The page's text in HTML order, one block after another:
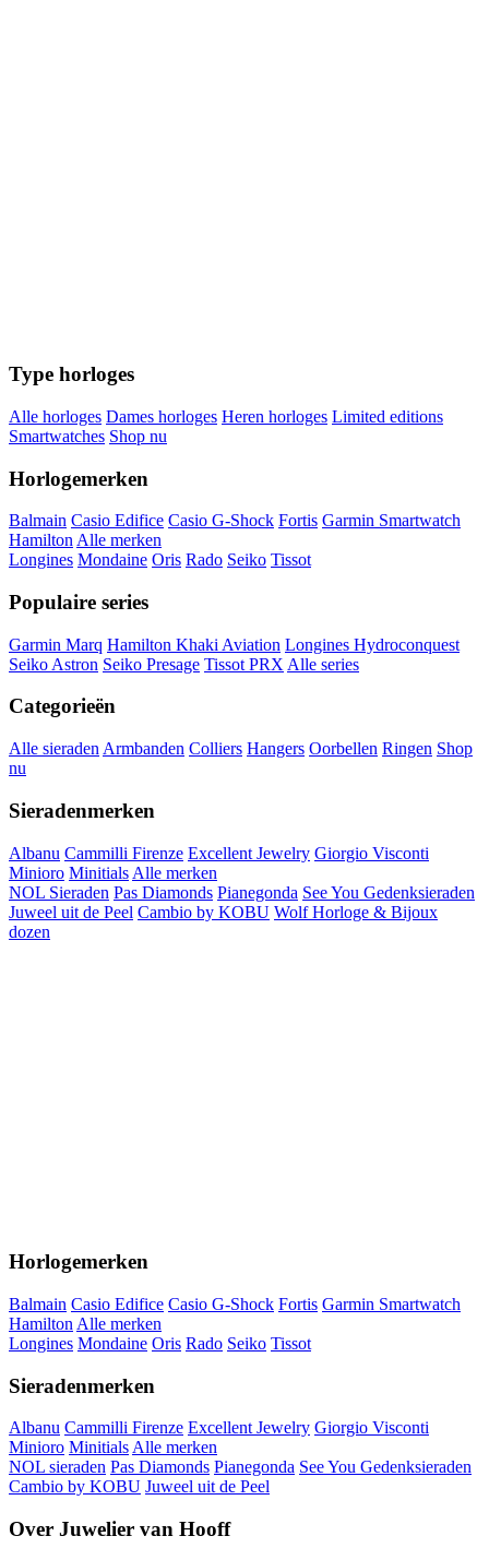
Type horloges
Alle horloges Dames horloges Heren horloges Limited editions
Smartwatches Shop nu
Horlogemerken
Balmain Casio Edifice Casio G-Shock Fortis Garmin Smartwatch
Hamilton Alle merken
Longines Mondaine Oris Rado Seiko Tissot
Populaire series
Garmin Marq Hamilton Khaki Aviation Longines Hydroconquest
Seiko Astron Seiko Presage Tissot PRX Alle series
Categorieën
Alle sieraden Armbanden Colliers Hangers Oorbellen Ringen Shop
nu
Sieradenmerken
Albanu Cammilli Firenze Excellent Jewelry Giorgio Visconti
Minioro Minitials Alle merken
NOL Sieraden Pas Diamonds Pianegonda See You Gedenksieraden
Juweel uit de Peel Cambio by KOBU Wolf Horloge & Bijoux
dozen
Horlogemerken
Balmain Casio Edifice Casio G-Shock Fortis Garmin Smartwatch
Hamilton Alle merken
Longines Mondaine Oris Rado Seiko Tissot
Sieradenmerken
Albanu Cammilli Firenze Excellent Jewelry Giorgio Visconti
Minioro MinitialsAlle merken
NOL sieraden Pas Diamonds Pianegonda See You Gedenksieraden
Cambio by KOBU Juweel uit de Peel
Over Juwelier van Hooff